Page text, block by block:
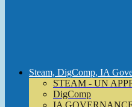
Steam, DigComp, IA
STEAM - UN
DigComp